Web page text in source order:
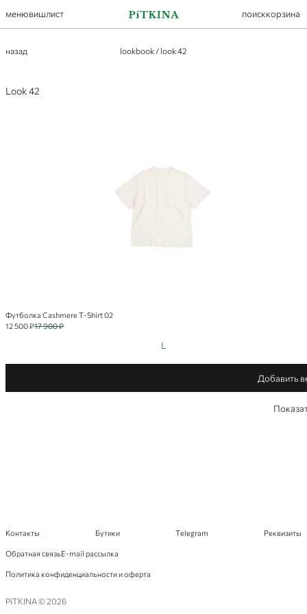
менювишлист поисккорзина
назад lookbook / look 42
Look 42
Футболка Cashmere T-Shirt 02
12 500 ₽17 900 ₽
L
Добавить
Контакты Бутики Telegram Реквизиты
Обратная связьE-mail рассылка
Политика конфиденциальности и оферта
PíTKINA © 2026